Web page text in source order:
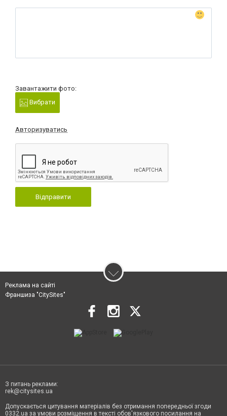
Завантажити фото:
Вибрати
Авторизуватись
Відправити
Реклама на сайті
Франшиза "CitySites"
З питань реклами:
rek@citysites.ua
Допускається цитування матеріалів без отримання попередньої згоди
0332.ua за умови розміщення в тексті обов'язкового посилання на